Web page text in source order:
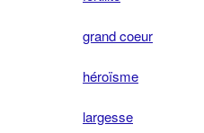
grand coeur
héroïsme
largesse